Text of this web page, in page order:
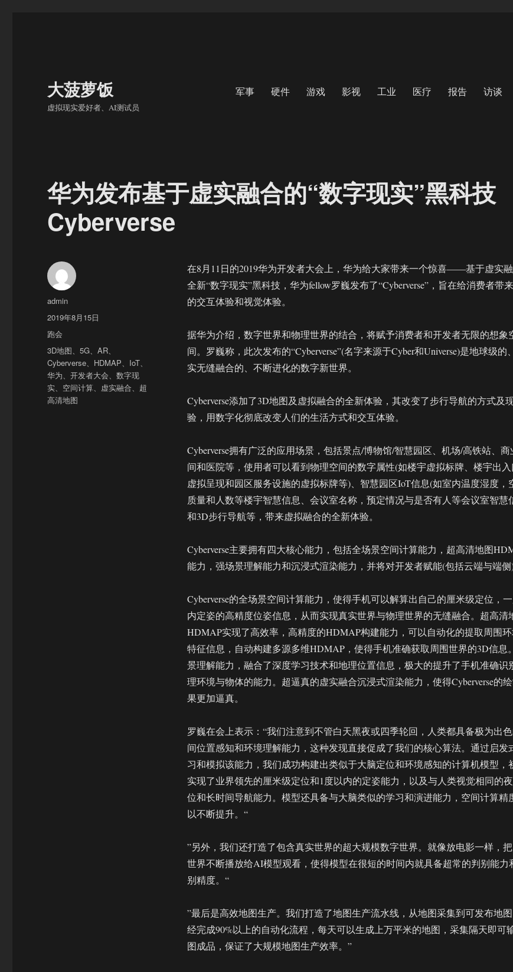
大菠萝饭
虚拟现实爱好者、AI测试员
军事 硬件 游戏 影视 工业 医疗 报告 访谈
华为发布基于虚实融合的“数字现实”黑科技
Cyberverse
在8月11日的2019华为开发者大会上，华为给大家带来一个惊喜——基于虚实
全新“数字现实”黑科技，华为fellow罗巍发布了“Cyberverse”，旨在给消费者带
的交互体验和视觉体验。
据华为介绍，数字世界和物理世界的结合，将赋予消费者和开发者无限的想象
间。罗巍称，此次发布的“Cyberverse”(名字来源于Cyber和Universe)是地球级的
实无缝融合的、不断进化的数字新世界。
Cyberverse添加了3D地图及虚拟融合的全新体验，其改变了步行导航的方式及
验，用数字化彻底改变人们的生活方式和交互体验。
Cyberverse拥有广泛的应用场景，包括景点/博物馆/智慧园区、机场/高铁站、商
间和医院等，使用者可以看到物理空间的数字属性(如楼宇虚拟标牌、楼宇出
虚拟呈现和园区服务设施的虚拟标牌等)、智慧园区IoT信息(如室内温度湿度，
质量和人数等楼宇智慧信息、会议室名称，预定情况与是否有人等会议室智慧
和3D步行导航等，带来虚拟融合的全新体验。
Cyberverse主要拥有四大核心能力，包括全场景空间计算能力，超高清地图
能力，强场景理解能力和沉浸式渲染能力，并将对开发者赋能(包括云端与端侧)
Cyberverse的全场景空间计算能力，使得手机可以解算出自己的厘米级定位，
内定姿的高精度位姿信息，从而实现真实世界与物理世界的无缝融合。超高清
HDMAP实现了高效率，高精度的HDMAP构建能力，可以自动化的提取周围
特征信息，自动构建多源多维HDMAP，使得手机准确获取周围世界的3D信息
景理解能力，融合了深度学习技术和地理位置信息，极大的提升了手机准确识
理环境与物体的能力。超逼真的虚实融合沉浸式渲染能力，使得Cyberverse的
果更加逼真。
罗巍在会上表示：“我们注意到不管白天黑夜或四季轮回，人类都具备极为出
间位置感知和环境理解能力，这种发现直接促成了我们的核心算法。通过启发
习和模拟该能力，我们成功构建出类似于大脑定位和环境感知的计算机模型，
实现了业界领先的厘米级定位和1度以内的定姿能力，以及与人类视觉相同的
位和长时间导航能力。模型还具备与大脑类似的学习和演进能力，空间计算精
以不断提升。“
”另外，我们还打造了包含真实世界的超大规模数字世界。就像放电影一样，
世界不断播放给AI模型观看，使得模型在很短的时间内就具备超常的判别能力
别精度。“
”最后是高效地图生产。我们打造了地图生产流水线，从地图采集到可发布地
经完成90%以上的自动化流程，每天可以生成上万平米的地图，采集隔天即可
图成品，保证了大规模地图生产效率。”
作
者
admin
发
布
于
2019年8月15日
分
类
跑会
标
签
3D地图、5G、AR、
Cyberverse、 HDMAP、 IoT、
华为、开发者大会、数字现
实、 空间计算、 虚实融合、 超
高清地图